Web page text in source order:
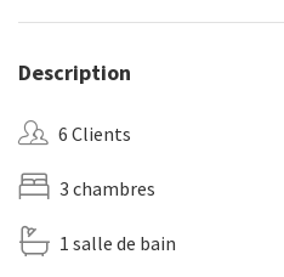
Description
6 Clients
3 chambres
1 salle de bain